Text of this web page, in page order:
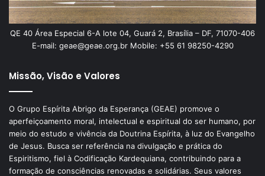
QE 40 Área Especial 6-A lote 04, Guará 2, Brasília – DF, 71070-406
E-mail: geae@geae.org.br Mobile: +55 61 98250-4290
Missão, Visão e Valores
O Grupo Espírita Abrigo da Esperança (GEAE) promove o
aperfeiçoamento moral, intelectual e espiritual do ser humano, por
meio do estudo e vivência da Doutrina Espírita, à luz do Evangelho
de Jesus. Busca ser referência na divulgação e prática do
Espiritismo, fiel à Codificação Kardequiana, contribuindo para a
formação de consciências renovadas e solidárias. Seus valores